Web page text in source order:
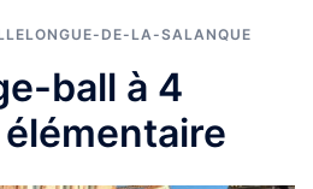
DE-LA-SALANQUE
ball à 4